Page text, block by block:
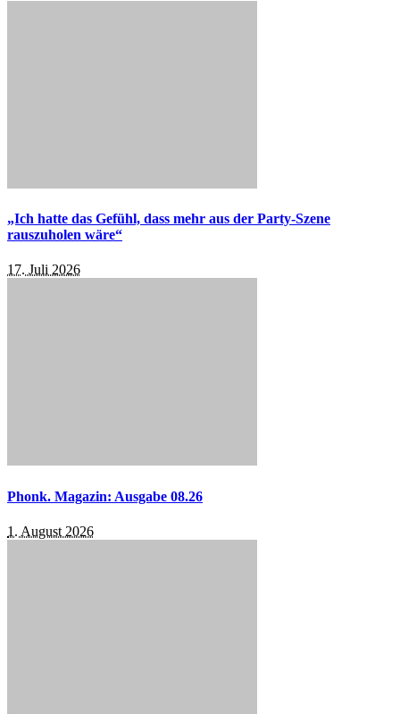
„Ich hatte das Gefühl, dass mehr aus der Party-Szene
rauszuholen wäre“
17. Juli 2026
Phonk. Magazin: Ausgabe 08.26
1. August 2026